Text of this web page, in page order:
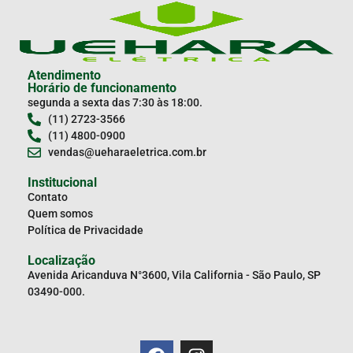
Atendimento
Horário de funcionamento
segunda a sexta das 7:30 às 18:00.
(11) 2723-3566
(11) 4800-0900
vendas@ueharaeletrica.com.br
Institucional
Contato
Quem somos
Política de Privacidade
Localização
Avenida Aricanduva N°3600, Vila California - São Paulo, SP
03490-000.